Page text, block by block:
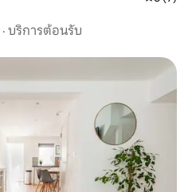
· บริการต้อนรับ